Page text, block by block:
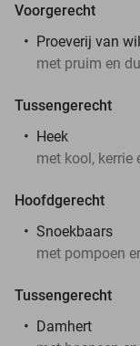
Voorgerecht
Proeverij van
met pruim en
Tussengerecht
Heek
met kool, kerrie
Hoofdgerecht
Snoekbaars
met pompoen
Tussengerecht
Damhert